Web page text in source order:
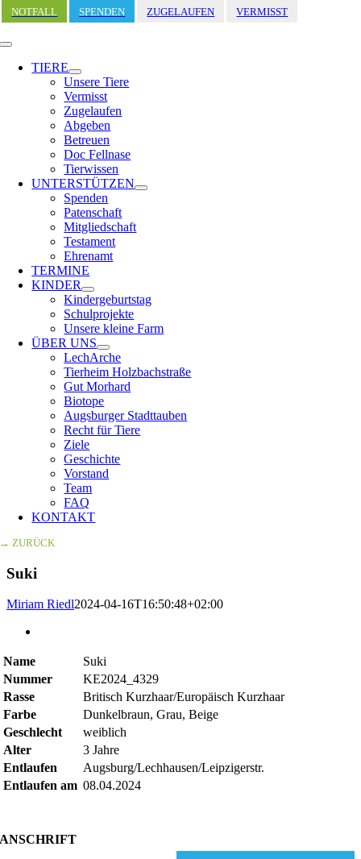
Zum
Inhalt
springen
NOTFALL SPENDEN ZUGELAUFEN VERMISST
Toggle
Navigation
TIERE
Unsere Tiere
Vermisst
Zugelaufen
Abgeben
Betreuen
Doc Fellnase
Tierwissen
UNTERSTÜTZEN
Spenden
Patenschaft
Mitgliedschaft
Testament
Ehrenamt
TERMINE
KINDER
Kindergeburtstag
Schulprojekte
Unsere kleine Farm
ÜBER UNS
LechArche
Tierheim Holzbachstraße
Gut Morhard
Biotope
Augsburger Stadttauben
Recht für Tiere
Ziele
Geschichte
Vorstand
Team
FAQ
KONTAKT
→ ZURÜCK
Suki
Miriam Riedl2024-04-16T16:50:48+02:00
Name
Suki
Nummer
KE2024_4329
Rasse
Britisch Kurzhaar/Europäisch Kurzhaar
Farbe
Dunkelbraun, Grau, Beige
Geschlecht
weiblich
Alter
3 Jahre
Entlaufen
Augsburg/Lechhausen/Leipzigerstr.
Entlaufen am 08.04.2024
ANSCHRIFT